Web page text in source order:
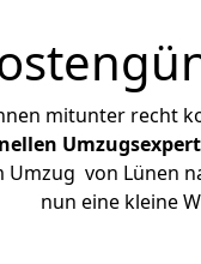
mitunter recht
Umzug von Lünen
nun eine kleine